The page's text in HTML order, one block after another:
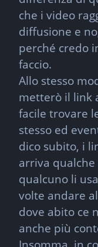
che i video
diffusione e
perché credo
faccio.
Allo stesso
metterò il link
facile trovare
stesso ed
dico subito, i
arriva qualche
qualcuno li
volte andare
dove abito ce
anche più